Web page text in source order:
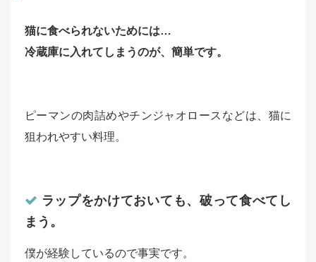
猫に食べられないためには…
冷蔵庫に入れてしまうのが、簡単です。
ピーマンの肉詰めやチンジャオロースなどは、猫に
狙われやすい料理。
ラップをかけておいても、破って食べてし
まう。
僕が経験しているので事実です。